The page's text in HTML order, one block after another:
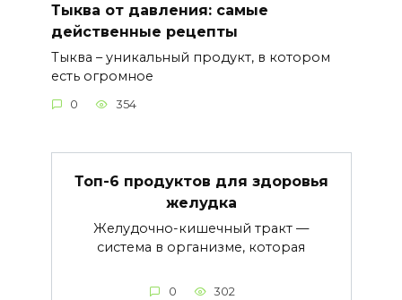
Тыква от давления: самые
действенные рецепты
Тыква – уникальный продукт, в котором
есть огромное
0 354
Топ-6 продуктов для здоровья
желудка
Желудочно-кишечный тракт —
система в организме, которая
0 302